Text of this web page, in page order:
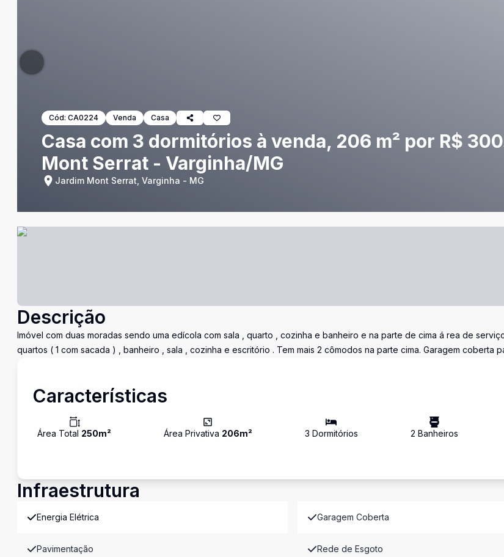
Cód: CA0224 Venda Casa
Casa com 3 dormitórios à venda, 206 m² por R$
Mont Serrat - Varginha/MG
Jardim Mont Serrat, Varginha - MG
Descrição
Imóvel com duas moradas sendo uma edícola com sala , quarto , cozinha e banheiro e na parte de cima á rea de
quartos ( 1 com sacada ) , banheiro , sala , cozinha e escritório . Tem mais 2 cômodos na parte cima. Garagem coberta
Características
Área Total 250m² Área Privativa 206m² 3 Dormitórios 2 Banheiros
Infraestrutura
Energia Elétrica Garagem Coberta
Pavimentação Rede de Esgoto